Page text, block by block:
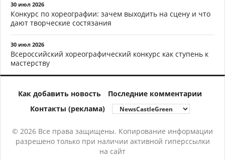
30 июл 2026
Конкурс по хореографии: зачем выходить на сцену и что
дают творческие состязания
30 июл 2026
Всероссийский хореографический конкурс как ступень к
мастерству
Как добавить новость
Последние комментарии
Контакты (реклама)
© 2026 Все права защищены. Копирование информации
разрешено только при наличии активной гиперссылки
на сайт